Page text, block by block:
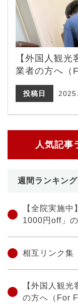
【外国人観
業者の方へ（
投稿日
人気記事
週間ランキング
【全院実施
1000円off」
相互リンク集
【外国人観
の方へ（For